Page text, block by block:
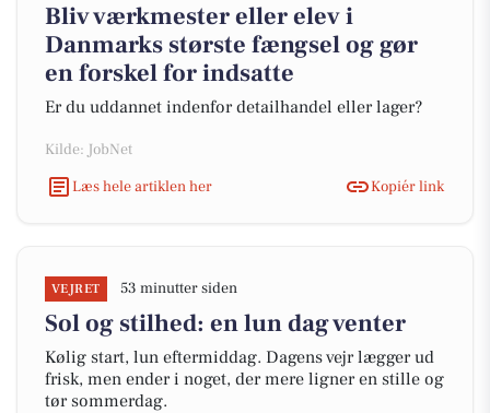
Bliv værkmester eller elev i
Danmarks største fængsel og gør
en forskel for indsatte
Er du uddannet indenfor detailhandel eller lager?
Kilde: JobNet
Læs hele artiklen her
Kopiér link
VEJRET 53 minutter siden
Sol og stilhed: en lun dag venter
Kølig start, lun eftermiddag. Dagens vejr lægger ud
frisk, men ender i noget, der mere ligner en stille og
tør sommerdag.